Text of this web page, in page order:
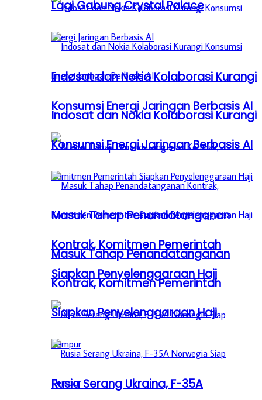
Indosat dan Nokia Kolaborasi Kurangi
Konsumsi Energi Jaringan Berbasis AI
Masuk Tahap Penandatanganan
Kontrak, Komitmen Pemerintah
Siapkan Penyelenggaraan Haji
Rusia Serang Ukraina, F-35A
Lagi Gabung Crystal Palace
Indosat dan Nokia Kolaborasi Kurangi
Konsumsi Energi Jaringan Berbasis AI
Masuk Tahap Penandatanganan
Kontrak, Komitmen Pemerintah
Siapkan Penyelenggaraan Haji